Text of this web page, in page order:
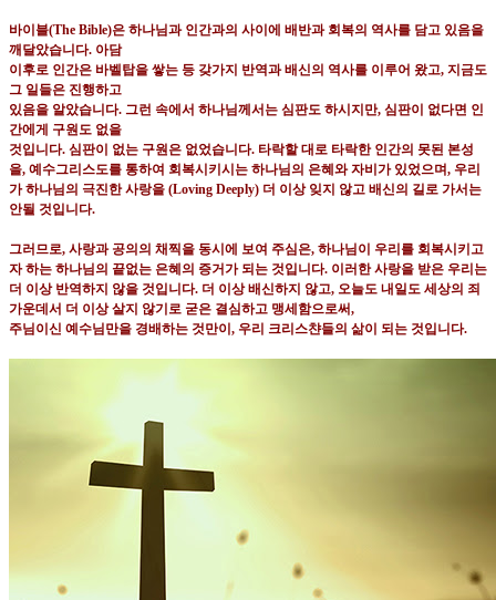
바이블(The Bible)은 하나님과 인간과의 사이에 배반과 회복의 역사를 담고 있음을
깨달았습니다. 아담
이후로 인간은 바벨탑을 쌓는 등 갖가지 반역과 배신의 역사를 이루어 왔고, 지금도
그 일들은 진행하고
있음을 알았습니다. 그런 속에서 하나님께서는 심판도 하시지만, 심판이 없다면 인
간에게 구원도 없을
것입니다. 심판이 없는 구원은 없었습니다. 타락할 대로 타락한 인간의 못된 본성
을, 예수그리스도를 통하여 회복시키시는 하나님의 은혜와 자비가 있었으며, 우리
가 하나님의 극진한 사랑을 (Loving Deeply) 더 이상 잊지 않고 배신의 길로 가서는
안될 것입니다.
그러므로, 사랑과 공의의 채찍을 동시에 보여 주심은, 하나님이 우리를 회복시키고
자 하는 하나님의 끝없는 은혜의 증거가 되는 것입니다. 이러한 사랑을 받은 우리는
더 이상 반역하지 않을 것입니다. 더 이상 배신하지 않고, 오늘도 내일도 세상의 죄
가운데서 더 이상 살지 않기로 굳은 결심하고 맹세함으로써,
주님이신 예수님만을 경배하는 것만이 , 우리 크리스챤들의 삶이 되는 것입니다.